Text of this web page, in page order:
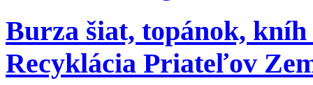
Burza šiat, topánok,
Recyklácia Priateľov